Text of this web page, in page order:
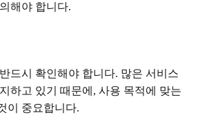
해야 합니다.
드시 확인해야 합니다. 많은 서비스
하고 있기 때문에, 사용 목적에 맞는
이 중요합니다.